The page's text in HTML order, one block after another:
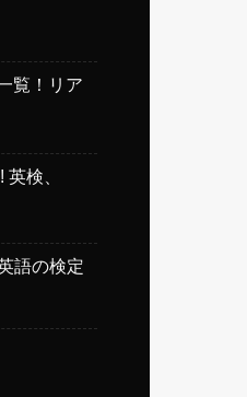
覧！リア
検、
語の検定